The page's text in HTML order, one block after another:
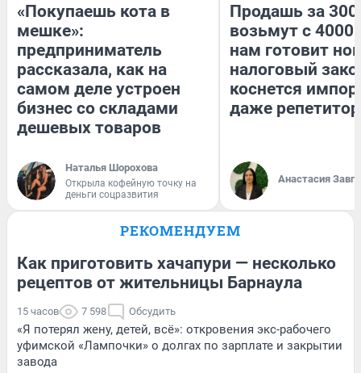
«Покупаешь кота в
мешке»:
предприниматель
рассказала, как на
самом деле устроен
бизнес со складами
дешевых товаров
Наталья Шорохова
Открыла кофейную точку на
деньги соцразвития
Продашь за
возьмут с
нам готовит
налоговый
коснется
даже
Анастасия
РЕКОМЕНДУЕМ
Как приготовить хачапури — несколько
рецептов от жительницы Барнаула
15 часов 7 598 Обсудить
«Я потерял жену, детей, всё»: откровения экс-рабочего
уфимской «Лампочки» о долгах по зарплате и закрытии
завода